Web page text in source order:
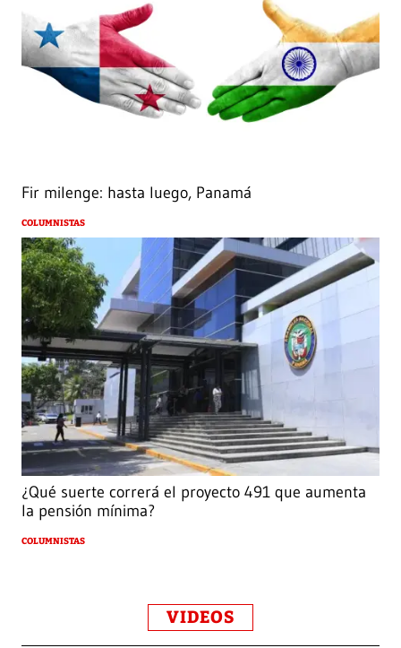
Fir milenge: hasta luego, Panamá
COLUMNISTAS
¿Qué suerte correrá el proyecto 491 que aumenta
la pensión mínima?
COLUMNISTAS
VIDEOS